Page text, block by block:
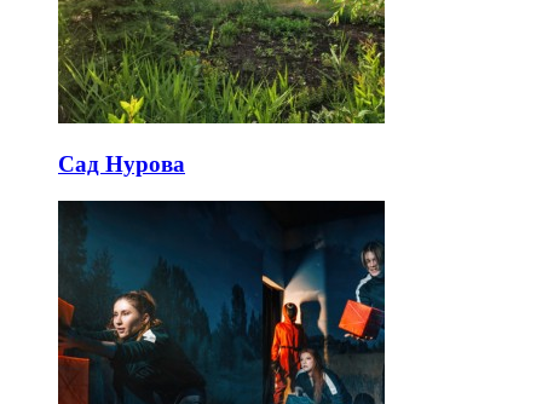
Сад Нурова